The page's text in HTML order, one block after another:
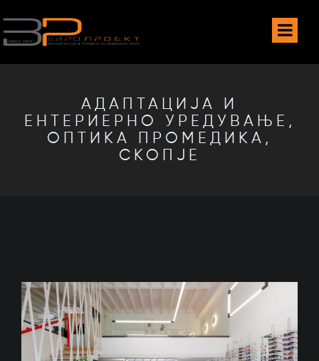
АДАПТАЦИЈА И
ЕНТЕРИЕРНО УРЕДУВАЊЕ,
ОПТИКА ПРОМЕДИКА,
СКОПЈЕ